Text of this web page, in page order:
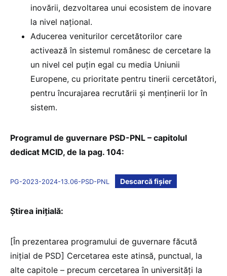
inovării, dezvoltarea unui ecosistem de inovare
la nivel național.
Aducerea veniturilor cercetătorilor care
activează în sistemul românesc de cercetare la
un nivel cel puțin egal cu media Uniunii
Europene, cu prioritate pentru tinerii cercetători,
pentru încurajarea recrutării și menținerii lor în
sistem.
Programul de guvernare PSD-PNL – capitolul
dedicat MCID, de la pag. 104:
PG-2023-2024-13.06-PSD-PNL Descarcă fișier
Știrea inițială:
[În prezentarea programului de guvernare făcută
inițial de PSD] Cercetarea este atinsă, punctual, la
alte capitole – precum cercetarea în universități la